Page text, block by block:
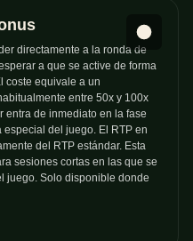
directamente a la ronda de
a que se active de forma
coste equivale a un
habitualmente entre 50x y 100x
entra de inmediato en la fase
especial del juego. El RTP en
del RTP estándar. Esta
sesiones cortas en las que se
juego. Solo disponible donde